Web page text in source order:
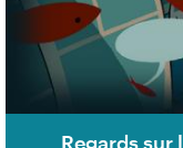
Regards sur